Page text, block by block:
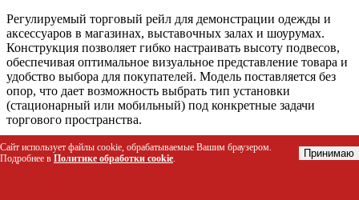
Регулируемый торговый рейл для демонстрации одежды и
аксессуаров в магазинах, выставочных залах и шоурумах.
Конструкция позволяет гибко настраивать высоту подвесов,
обеспечивая оптимальное визуальное представление товара и
удобство выбора для покупателей. Модель поставляется без
опор, что дает возможность выбрать тип установки
(стационарный или мобильный) под конкретные задачи
торгового пространства.
Кому подойдет этот товар
Сайт использует файлы cookie, обрабатываемые Вашим браузером.
Подробнее в Политике обработки cookie. Принимаю